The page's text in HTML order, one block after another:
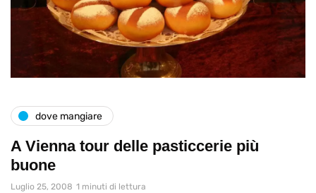
dove mangiare
A Vienna tour delle pasticcerie più
buone
Luglio 25, 2008 1 minuti di lettura